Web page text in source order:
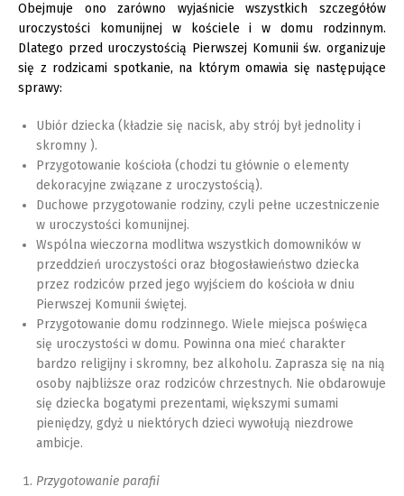
Obejmuje ono zarówno wyjaśnicie wszystkich szczegółów
uroczystości komunijnej w kościele i w domu rodzinnym.
Dlatego przed uroczystością Pierwszej Komunii św. organizuje
się z rodzicami spotkanie, na którym omawia się następujące
sprawy:
Ubiór dziecka (kładzie się nacisk, aby strój był jednolity i
skromny ).
Przygotowanie kościoła (chodzi tu głównie o elementy
dekoracyjne związane z uroczystością).
Duchowe przygotowanie rodziny, czyli pełne uczestniczenie
w uroczystości komunijnej.
Wspólna wieczorna modlitwa wszystkich domowników w
przeddzień uroczystości oraz błogosławieństwo dziecka
przez rodziców przed jego wyjściem do kościoła w dniu
Pierwszej Komunii świętej.
Przygotowanie domu rodzinnego. Wiele miejsca poświęca
się uroczystości w domu. Powinna ona mieć charakter
bardzo religijny i skromny, bez alkoholu. Zaprasza się na nią
osoby najbliższe oraz rodziców chrzestnych. Nie obdarowuje
się dziecka bogatymi prezentami, większymi sumami
pieniędzy, gdyż u niektórych dzieci wywołują niezdrowe
ambicje.
Przygotowanie parafii